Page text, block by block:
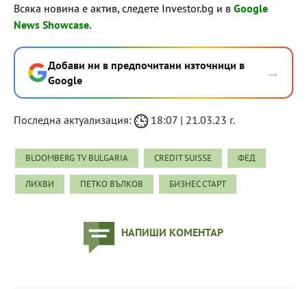
Всяка новина е актив, следете Investor.bg и в Google
News Showcase.
Добави ни в предпочитани източници в
Google
→
Последна актуализация: 18:07 | 21.03.23 г.
BLOOMBERG TV BULGARIA CREDIT SUISSE ФЕД
ЛИХВИ ПЕТКО ВЪЛКОВ БИЗНЕС СТАРТ
НАПИШИ КОМЕНТАР